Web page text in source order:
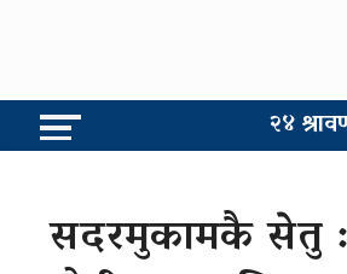
२४
सदरमुकामकै सेतु :